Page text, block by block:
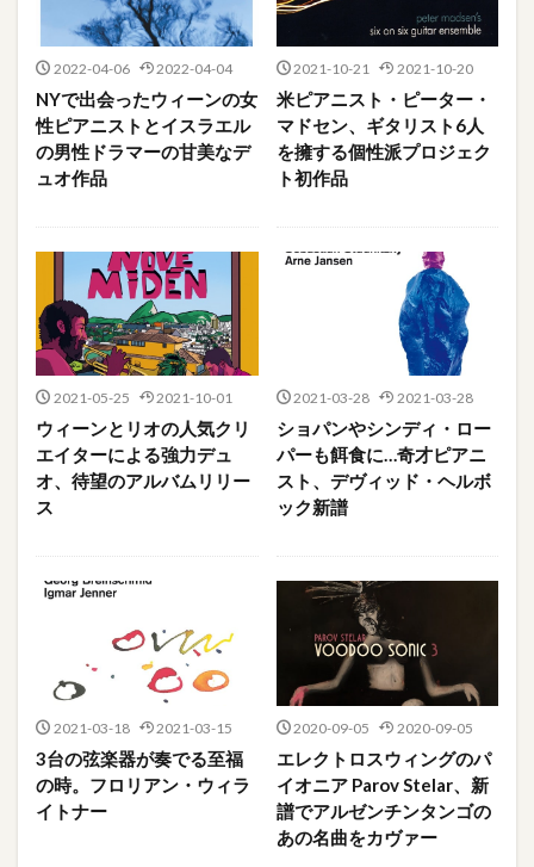
2022-04-06 2022-04-04
NYで出会ったウィーンの女
性ピアニストとイスラエル
の男性ドラマーの甘美なデ
ュオ作品
2021-10-21 2021-10-20
米ピアニスト・ピーター・
マドセン、ギタリスト6人
を擁する個性派プロジェク
ト初作品
2021-05-25 2021-10-01
ウィーンとリオの人気クリ
エイターによる強力デュ
オ、待望のアルバムリリー
ス
2021-03-28 2021-03-28
ショパンやシンディ・ロー
パーも餌食に…奇才ピアニ
スト、デヴィッド・ヘルボ
ック新譜
2021-03-18 2021-03-15
3台の弦楽器が奏でる至福
の時。フロリアン・ウィラ
イトナー
2020-09-05 2020-09-05
エレクトロスウィングのパ
イオニア Parov Stelar、新
譜でアルゼンチンタンゴの
あの名曲をカヴァー